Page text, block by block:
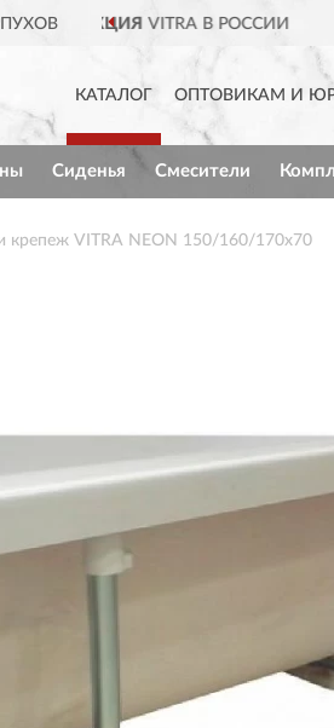
В РОССИИ
КАТАЛОГ ОПТОВИКАМ И
Сиденья Смесители
крепеж VITRA NEON 150/160/170x70